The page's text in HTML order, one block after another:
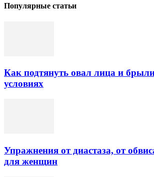
Популярные статьи
Как подтянуть овал лица и
условиях
Упражнения от диастаза, от
для женщин